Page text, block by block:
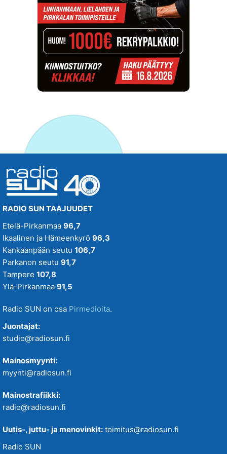
RADIO SUN TAAJUUDET
Etelä-Pirkanmaa 96,7
Ikaalinen ja Hämeenkyrö 96,3
Kankaanpään seutu 106,7
Parkanon seutu 91,7
Tampere 107,8
Ylä-Pirkanmaa 91,5
Radio SUN on osa Pirmedioita.
Juontajat:
studio@radiosun.fi
Mainosmyynti:
myynti@radiosun.fi
Mainostrafiikki:
radio@radiosun.fi
Uutis-, juttu- ja menovinkit: toimitus@radiosun.fi
Radio SUN